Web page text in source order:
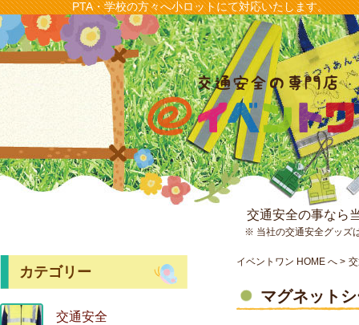
PTA・学校の方々へ小ロットにて対応いたします。
交通安全の事なら
※ 当社の交通安全グッズ
イベントワン HOME へ
マグネット
カテゴリー
交通安全